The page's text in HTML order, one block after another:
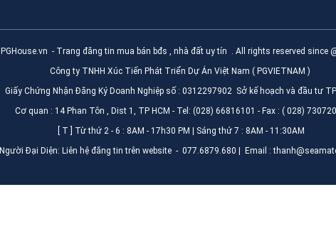
PGHouse.vn - Trang đăng tin mua bán bđs , nhà đất uy tín . All rights reserved since
Công ty TNHH Xúc Tiến Phát Triển Dự Án Việt Nam ( PGVIETNAM )
Giấy Chứng Nhận Đăng Ký Doanh Nghiệp số : 0312297902 Sở kế hoạch và đầu tư
Cơ quan : 14 Phan Tôn , Dist 1, TP HCM - Tel: (028) 66816101 - Fax : ( 028)
[ T ] Từ thứ 2 - 6 : 8AM - 17h30 PM | Sáng thứ 7 : 8AM - 11:30AM
Người Đại Diện: Liên hệ đăng tin trên website - 077.6879.680 | Email :